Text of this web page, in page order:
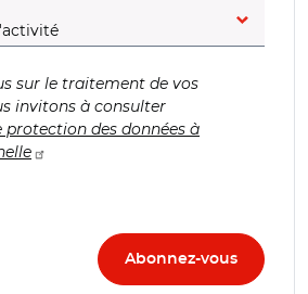
sur le traitement de vos
invitons à consulter
protection des données à